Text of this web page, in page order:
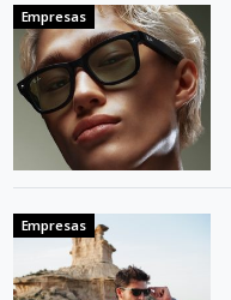
Empresas
Empresas